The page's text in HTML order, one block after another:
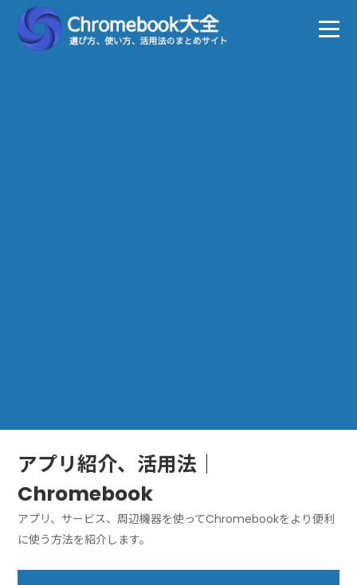
アプリ紹介、活用法｜
Chromebook
アプリ、サービス、周辺機器を使ってChromebookをより便利
に使う方法を紹介します。